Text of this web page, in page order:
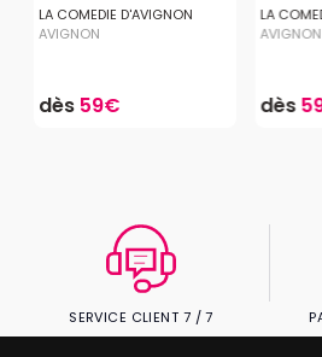
LA COMEDIE D'AVIGNON
AVIGNON
dès 59€
LA
AVIGNON
dès
SERVICE CLIENT 7 / 7